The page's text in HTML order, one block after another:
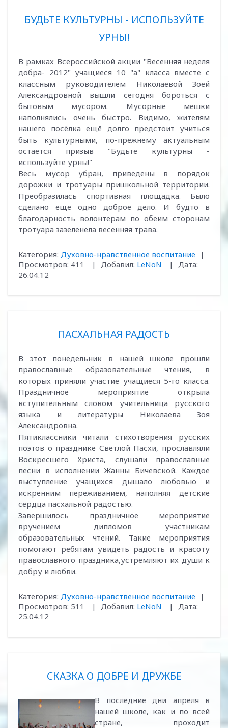
БУДЬТЕ КУЛЬТУРНЫ - ИСПОЛЬЗУЙТЕ
УРНЫ!
В рамках Всероссийской акции "Весенняя неделя
добра- 2012" учащиеся 10 "а" класса вместе с
классным руководителем Николаевой Зоей
Александровной вышли сегодня бороться с
бытовым мусором. Мусорные мешки
наполнялись очень быстро. Видимо, жителям
нашего посёлка ещё долго предстоит учиться
быть культурными, по-прежнему актуальным
остается призыв "Будьте культурны -
используйте урны!"
Весь мусор убран, приведены в порядок
дорожки и тротуары пришкольной территории.
Преобразилась спортивная площадка. Было
сделано ещё одно доброе дело. И будто в
благодарность волонтерам по обеим сторонам
тротуара зазеленела весенняя трава.
Категория: Духовно-нравственное воспитание
|
Просмотров: 411 | Добавил: LeNoN |
Дата:
26.04.12
ПАСХАЛЬНАЯ РАДОСТЬ
В этот понедельник в нашей школе прошли
православные образовательные чтения, в
которых приняли участие учащиеся 5-го класса.
Праздничное мероприятие открыла
вступительным словом учительница русского
языка и литературы Николаева Зоя
Александровна.
Пятиклассники читали стихотворения русских
поэтов о празднике Светлой Пасхи, прославляли
Воскресшего Христа, слушали православные
песни в исполнении Жанны Бичевской. Каждое
выступление учащихся дышало любовью и
искренним переживанием, наполняя детские
сердца пасхальной радостью.
Завершилось праздничное мероприятие
вручением дипломов участникам
образовательных чтений. Такие мероприятия
помогают ребятам увидеть радость и красоту
православного праздника,устремляют их души к
добру и любви.
Категория: Духовно-нравственное воспитание
|
Просмотров: 511 | Добавил: LeNoN |
Дата:
25.04.12
СКАЗКА О ДОБРЕ И ДРУЖБЕ
В последние дни апреля в
нашей школе, как и по всей
стране, проходит